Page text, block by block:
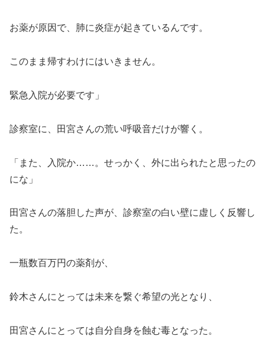
お薬が原因で、肺に炎症が起きているんです。
このまま帰すわけにはいきません。
緊急入院が必要です」
診察室に、田宮さんの荒い呼吸音だけが響く。
「また、入院か……。せっかく、外に出られたと思ったの
にな」
田宮さんの落胆した声が、診察室の白い壁に虚しく反響し
た。
一瓶数百万円の薬剤が、
鈴木さんにとっては未来を繋ぐ希望の光となり、
田宮さんにとっては自分自身を蝕む毒となった。